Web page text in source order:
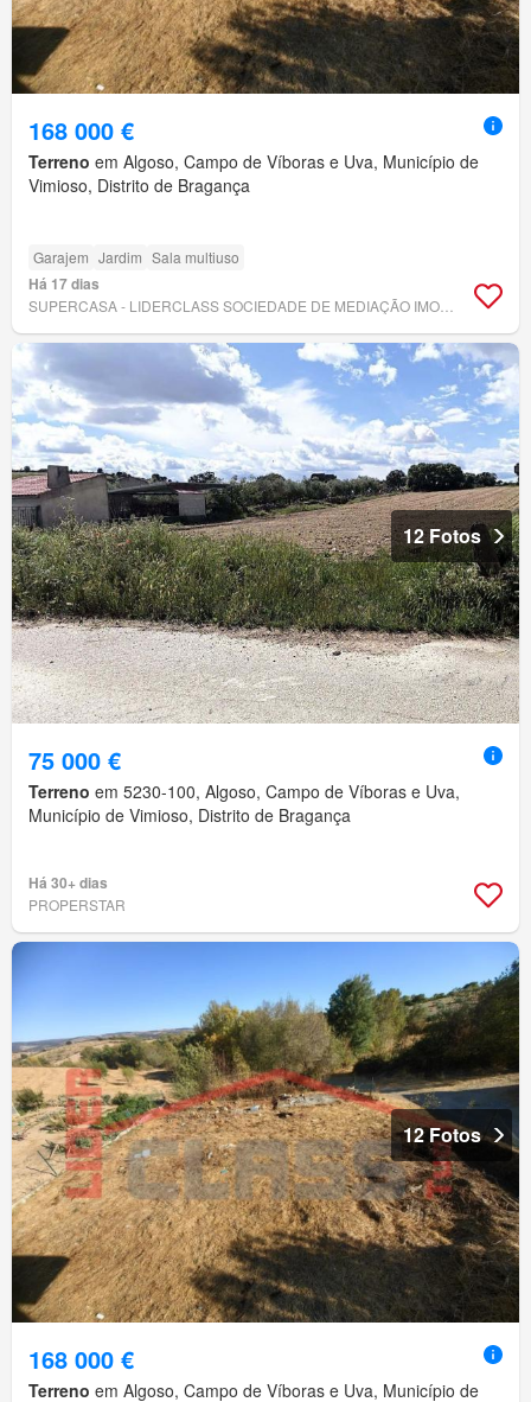
168 000 €
Terreno em Algoso, Campo de Víboras e Uva, Município de
Vimioso, Distrito de Bragança
Garajem Jardim Sala multiuso
Há 17 dias
12 Fotos
75 000 €
Terreno em 5230-100, Algoso, Campo de Víboras e Uva,
Município de Vimioso, Distrito de Bragança
Há 30+ dias
PROPERSTAR
12 Fotos
168 000 €
Terreno em Algoso, Campo de Víboras e Uva, Município de